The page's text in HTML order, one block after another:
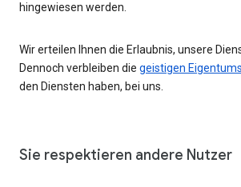
hingewiesen werden.
Wir erteilen Ihnen die Erlaubnis, unsere
Dennoch verbleiben die geistigen
den Diensten haben, bei uns.
Sie respektieren andere Nutzer